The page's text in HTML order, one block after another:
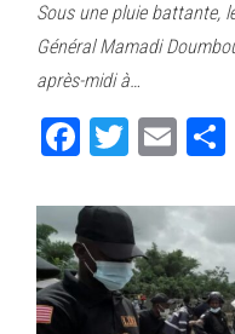
bo
ok
tt
er
ail
Sous une pluie battante,
Général Mamadi
après-midi à…
Fa
bo
ok
T
tt
er
E
ail